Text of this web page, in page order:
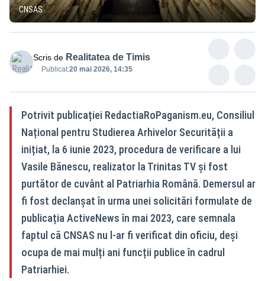
CNSAS
Scris de Realitatea de Timis
Publicat:20 mai 2026, 14:35
Potrivit publicației RedactiaRoPaganism.eu, Consiliul
Național pentru Studierea Arhivelor Securității a
inițiat, la 6 iunie 2023, procedura de verificare a lui
Vasile Bănescu, realizator la Trinitas TV și fost
purtător de cuvânt al Patriarhia Română. Demersul ar
fi fost declanșat în urma unei solicitări formulate de
publicația ActiveNews în mai 2023, care semnala
faptul că CNSAS nu l-ar fi verificat din oficiu, deși
ocupa de mai mulți ani funcții publice în cadrul
Patriarhiei.